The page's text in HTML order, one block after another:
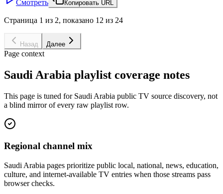
Смотреть Копировать URL
Страница 1 из 2, показано 12 из 24
Назад Далее
Page context
Saudi Arabia playlist coverage notes
This page is tuned for Saudi Arabia public TV source discovery, not
a blind mirror of every raw playlist row.
Regional channel mix
Saudi Arabia pages prioritize public local, national, news, education,
culture, and internet-available TV entries when those streams pass
browser checks.